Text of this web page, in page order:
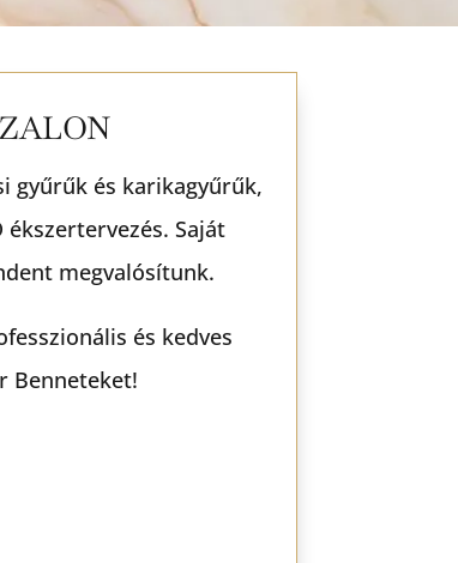
gyűrűk és karikagyűrűk,
ékszertervezés. Saját
megvalósítunk.
és kedves
Benneteket!